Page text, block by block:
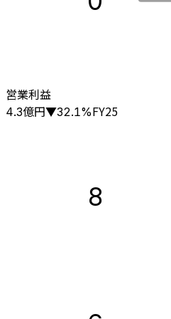
営業利益
4.3億円▼32.1%FY25
8